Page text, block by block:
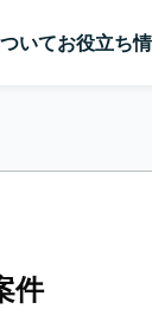
いてお役立ち
件